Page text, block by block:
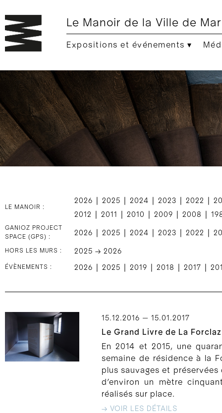
Le Manoir de la Ville de
Expositions et événements ▾
LE MANOIR :
2026 2025 2024 2023 2022
2012
2011 2010 2009 2008
GANIOZ PROJECT
SPACE (GPS) :
2026 2025 2024 2023 2022
HORS LES MURS : 2025 → 2026
ÉVÈNEMENTS : 2026 2025 2019 2018 2017
15.12.2016 — 15.01.2017
Le Grand Livre de La
En 2014 et 2015, une
semaine de résidence à la
plus sauvages et
d’environ un mètre
réalisés sur place.
→ VOIR LES DÉTAILS